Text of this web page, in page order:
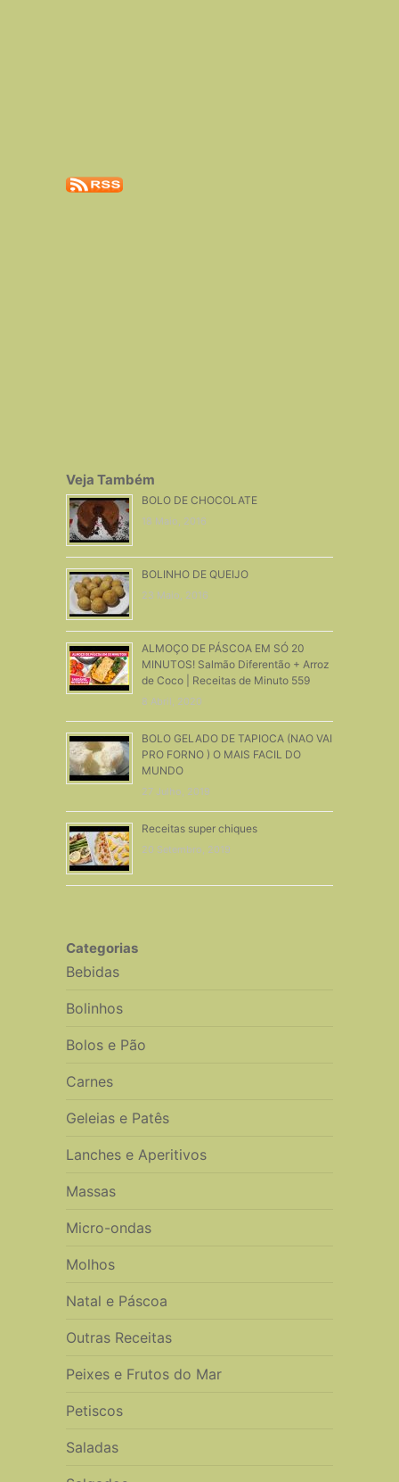
Veja Também
BOLO DE CHOCOLATE
18 Maio, 2016
BOLINHO DE QUEIJO
23 Maio, 2016
ALMOÇO DE PÁSCOA EM SÓ 20
MINUTOS! Salmão Diferentão + Arroz
de Coco | Receitas de Minuto 559
8 Abril, 2020
BOLO GELADO DE TAPIOCA (NAO VAI
PRO FORNO ) O MAIS FACIL DO
MUNDO
27 Julho, 2019
Receitas super chiques
20 Setembro, 2019
Categorias
Bebidas
Bolinhos
Bolos e Pão
Carnes
Geleias e Patês
Lanches e Aperitivos
Massas
Micro-ondas
Molhos
Natal e Páscoa
Outras Receitas
Peixes e Frutos do Mar
Petiscos
Saladas